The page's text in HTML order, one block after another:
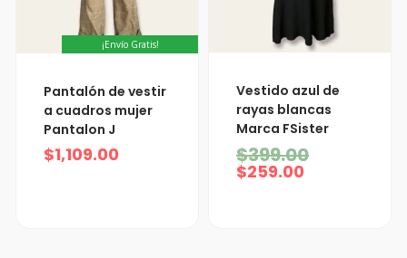
¡Envío Gratis!
Pantalón de vestir
a cuadros mujer
Pantalon J
$1,109.00
Vestido azul de
rayas blancas
Marca FSister
$399.00
El
precio
original
era:
$259.00
El
precio
actual
es:
$259.00.